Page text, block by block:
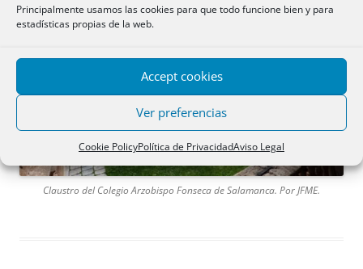
Principalmente usamos las cookies para que todo funcione bien y para
estadísticas propias de la web.
Accept cookies
Ver preferencias
Cookie PolicyPolítica de PrivacidadAviso Legal
Claustro del Colegio Arzobispo Fonseca de Salamanca. Por JFME.